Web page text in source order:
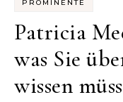
PROMINENTE
Patricia
was Sie
wissen